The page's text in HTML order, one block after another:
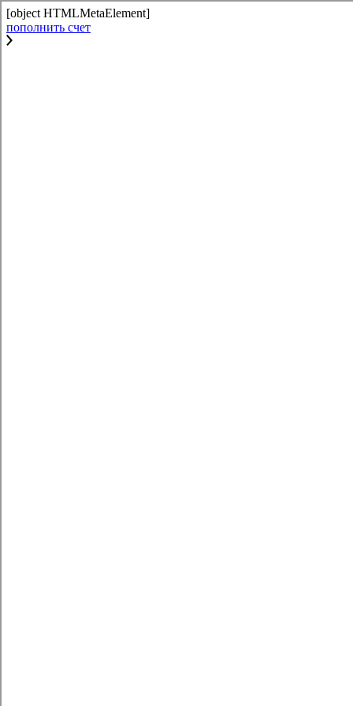
[object HTMLMetaElement]
пополнить счет